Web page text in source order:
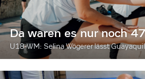
Da waren es nur noch
U18-WM: Selina Wögerer lässt